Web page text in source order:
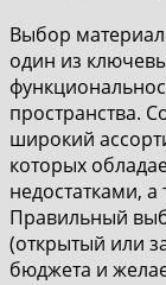
Выбор
один из
пространства.
широкий
которых
недостатками,
Правильный
(открытый или
бюджета и